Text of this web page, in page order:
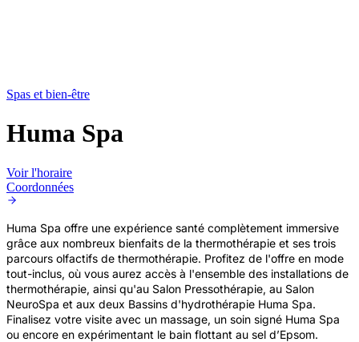
Spas et bien-être
Huma Spa
Voir l'horaire
Coordonnées
Huma Spa offre une expérience santé complètement immersive
grâce aux nombreux bienfaits de la thermothérapie et ses trois
parcours olfactifs de thermothérapie. Profitez de l'offre en mode
tout-inclus, où vous aurez accès à l'ensemble des installations de
thermothérapie, ainsi qu'au Salon Pressothérapie, au Salon
NeuroSpa et aux deux Bassins d'hydrothérapie Huma Spa.
Finalisez votre visite avec un massage, un soin signé Huma Spa
ou encore en expérimentant le bain flottant au sel d’Epsom.